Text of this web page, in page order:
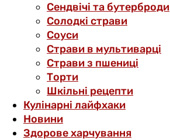
Сендвічі та бутерброди
Солодкі страви
Соуси
Страви в мультиварці
Страви з пшениці
Торти
Шкільні рецепти
Кулінарні лайфхаки
Новини
Здорове харчування